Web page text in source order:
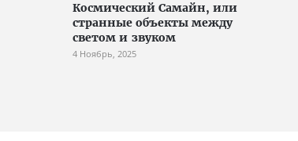
Космический Самайн, или
странные объекты между
светом и звуком
4 Ноябрь, 2025